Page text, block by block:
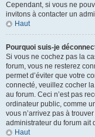
Cependant, si vous ne
invitons à contacter un
Haut
Pourquoi suis-je
Si vous ne cochez pas la
forum, vous ne resterez
permet d’éviter que votre
connecté, veuillez cocher
au forum. Ceci n’est pas
ordinateur public, comme
vous n’arrivez pas à
administrateur du forum ait
Haut